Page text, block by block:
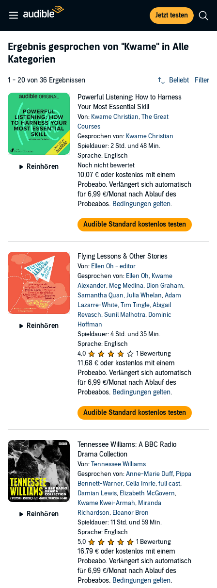
Jetzt testen
Ergebnis gesprochen von "Kwame" in Alle
Kategorien
1 - 20 von 36 Ergebnissen Beliebt Filter
Reinhören
Powerful Listening: How to Harness
Your Most Essential Skill
Von: Kwame Christian,The Great
Courses
Gesprochen von: Kwame Christian
Spieldauer: 2 Std. und 48 Min.
Sprache: Englisch
Noch nicht bewertet
10,07 € oder kostenlos mit einem
Probeabo. Verlängert sich automatisch
für 6,99 €/Monat nach Ablauf des
Probeabos. Bedingungen gelten.
Audible Standard kostenlos testen
Reinhören
Flying Lessons & Other Stories
Von: Ellen Oh - editor
Gesprochen von: Ellen Oh, Kwame
Alexander, Meg Medina, Dion Graham,
Samantha Quan,Julia Whelan,Adam
Lazarre-White,Tim Tingle,Abigail
Revasch,Sunil Malhotra, Dominic
Hoffman
Spieldauer: 4 Std. und 35 Min.
Sprache: Englisch
4,0
1 Bewertung
11,68 € oder kostenlos mit einem
Probeabo. Verlängert sich automatisch
für 6,99 €/Monat nach Ablauf des
Probeabos. Bedingungen gelten.
Audible Standard kostenlos testen
Reinhören
Tennessee Williams: A BBC Radio
Drama Collection
Von:Tennessee Williams
Gesprochen von:Anne-Marie Duff, Pippa
Bennett-Warner,Celia Imrie,full cast,
Damian Lewis, Elizabeth McGovern,
Kwame Kwei-Armah, Miranda
Richardson, Eleanor Bron
Spieldauer: 11 Std. und 59 Min.
Sprache: Englisch
5,0
1 Bewertung
16,79 € oder kostenlos mit einem
Probeabo. Verlängert sich automatisch
für 6,99 €/Monat nach Ablauf des
Probeabos. Bedingungen gelten.